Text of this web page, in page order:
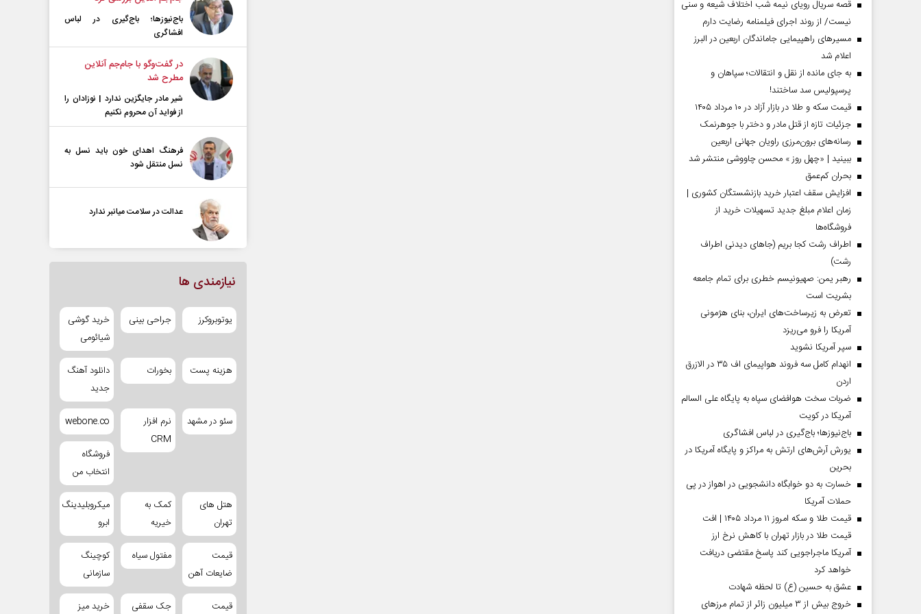
قصه سریال رویای نیمه شب اختلاف شیعه و سنی
نیست/ از روند اجرای فیلمنامه رضایت دارم
مسیر‌های راهپیمایی جاماندگان اربعین در البرز
اعلام شد
به جای مانده از نقل و انتقالات؛ سپاهان و
پرسپولیس سد ساختند!
قیمت سکه و طلا در بازار آزاد در ۱۰ مرداد ۱۴۰۵
جزئیات تازه از قتل مادر و دختر با جوهرنمک
رسانه‌های برون‌مرزی راویان جهانی اربعین
ببینید | «چهل روز » محسن چاووشی منتشر شد
بحران کم‌عمق
افزایش سقف اعتبار خرید بازنشستگان کشوری |
زمان اعلام مبلغ جدید تسهیلات خرید از
فروشگاه‌ها
اطراف رشت کجا بریم (جاهای دیدنی اطراف
رشت)
رهبر یمن: صهیونیسم خطری برای تمام جامعه
بشریت است
تعرض به زیرساخت‌های ایران، بنای هژمونی
آمریکا را فرو می‌ریزد
سپر آمریکا نشوید
انهدام کامل سه فروند هواپیمای اف ۳۵ در الازرق
اردن
ضربات سخت هوافضای سپاه به پایگاه علی السالم
آمریکا در کویت
باج‌نیوزها؛ باج‌گیری در لباس افشاگری
یورش آرش‌های ارتش به مراکز و پایگاه‌ آمریکا در
بحرین
خسارت به دو خوابگاه دانشجویی در اهواز در پی
حملات آمریکا
قیمت طلا و سکه امروز ۱۱ مرداد ۱۴۰۵ | افت
قیمت طلا در بازار تهران با کاهش نرخ ارز
آمریکا ماجراجویی کند پاسخ مقتضی دریافت
خواهد کرد
عشق به حسین (ع) تا لحظه شهادت
خروج بیش از ۳ میلیون زائر از تمام مرز‌های
باج‌نیوزها؛ باج‌گیری در لباس
افشاگری
در گفت‌و‌گو با جام‌جم آنلاین
مطرح شد
شیر مادر جایگزین ندارد | نوزادان را
از فواید آن محروم نکنیم
فرهنگ اهدای خون باید نسل به
نسل منتقل شود
عدالت در سلامت میانبر ندارد
نیازمندی ها
یوتوبروکرز جراحی بینی
خرید گوشی
شیائومی
هزینه پست بخورات
دانلود آهنگ
جدید
سئو در مشهد
نرم افزار
CRM
webone.co
فروشگاه
انتخاب من
هتل های
تهران
کمک به
خیریه
میکروبلیدینگ
ابرو
قیمت
ضایعات آهن
مفتول سیاه
کوچینگ
سازمانی
قیمت جک سقفی خرید میز